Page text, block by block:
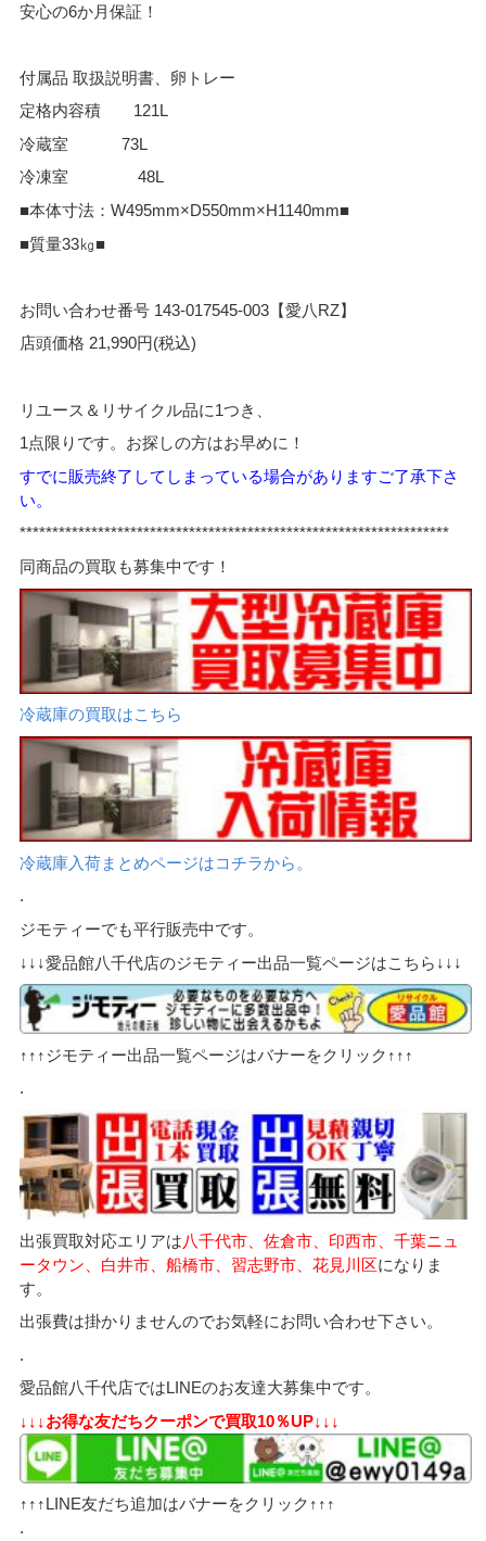
安心の6か月保証！
付属品 取扱説明書、卵トレー
定格内容積 121L
冷蔵室 73L
冷凍室 48L
■本体寸法：W495mm×D550mm×H1140mm■
■質量33㎏■
お問い合わせ番号 143-017545-003【愛八RZ】
店頭価格 21,990円(税込)
リユース＆リサイクル品に1つき、
1点限りです。お探しの方はお早めに！
すでに販売終了してしまっている場合がありますご了承下さ
い。
******************************************************************
同商品の買取も募集中です！
冷蔵庫の買取はこちら
冷蔵庫入荷まとめページはコチラから。
.
ジモティーでも平行販売中です。
↓↓↓愛品館八千代店のジモティー出品一覧ページはこちら↓↓↓
↑↑↑ジモティー出品一覧ページはバナーをクリック↑↑↑
.
出張買取対応エリアは八千代市、佐倉市、印西市、千葉ニュ
ータウン、白井市、船橋市、習志野市、花見川区になりま
す。
出張費は掛かりませんのでお気軽にお問い合わせ下さい。
.
愛品館八千代店ではLINEのお友達大募集中です。
↓↓↓お得な友だちクーポンで買取10％UP↓↓↓
↑↑↑LINE友だち追加はバナーをクリック↑↑↑
.